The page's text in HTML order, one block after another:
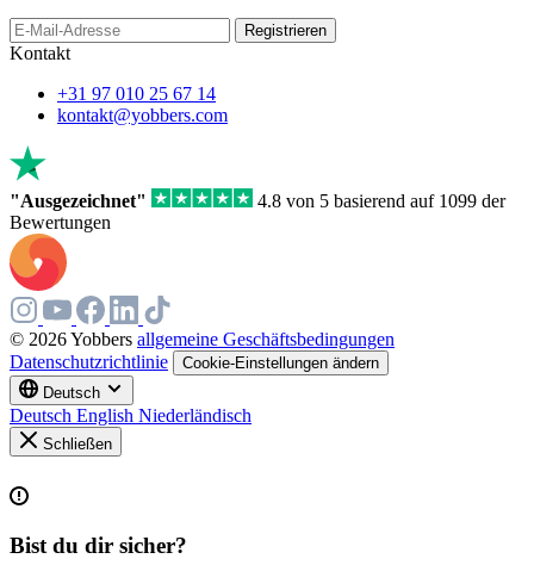
If
you
human,
this
field
Registrieren
Kontakt
+31 97 010 25 67 14
kontakt@yobbers.com
"Ausgezeichnet"
4.8 von 5 basierend auf 1099 der
Bewertungen
© 2026 Yobbers allgemeine Geschäftsbedingungen
Datenschutzrichtlinie
Cookie-Einstellungen ändern
Deutsch
Deutsch English Niederländisch
Schließen
Bist du dir sicher?